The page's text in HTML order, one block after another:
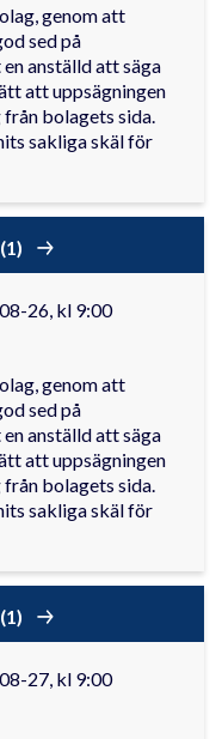
genom att
sed på
anställd att säga
att uppsägningen
från bolagets sida.
sakliga skäl för
26, kl 9:00
genom att
sed på
anställd att säga
att uppsägningen
från bolagets sida.
sakliga skäl för
27, kl 9:00